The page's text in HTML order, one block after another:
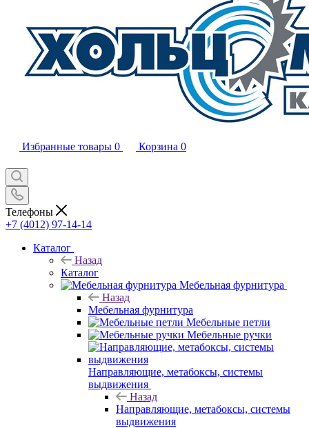
Избранные товары 0 Корзина 0
Телефоны
+7 (4012) 97-14-14
Каталог
Назад
Каталог
Мебельная фурнитура
Назад
Мебельная фурнитура
Мебельные петли
Мебельные ручки
Направляющие, метабоксы, системы
выдвижения
Назад
Направляющие, метабоксы, системы
выдвижения